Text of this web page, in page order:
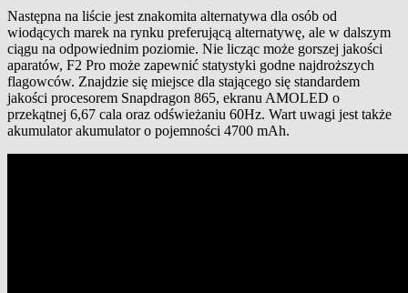
Następna na liście jest znakomita alternatywa dla osób od
wiodących marek na rynku preferującą alternatywę, ale w dalszym
ciągu na odpowiednim poziomie. Nie licząc może gorszej jakości
aparatów, F2 Pro może zapewnić statystyki godne najdroższych
flagowców. Znajdzie się miejsce dla stającego się standardem
jakości procesorem Snapdragon 865, ekranu AMOLED o
przekątnej 6,67 cala oraz odświeżaniu 60Hz. Wart uwagi jest także
akumulator akumulator o pojemności 4700 mAh.